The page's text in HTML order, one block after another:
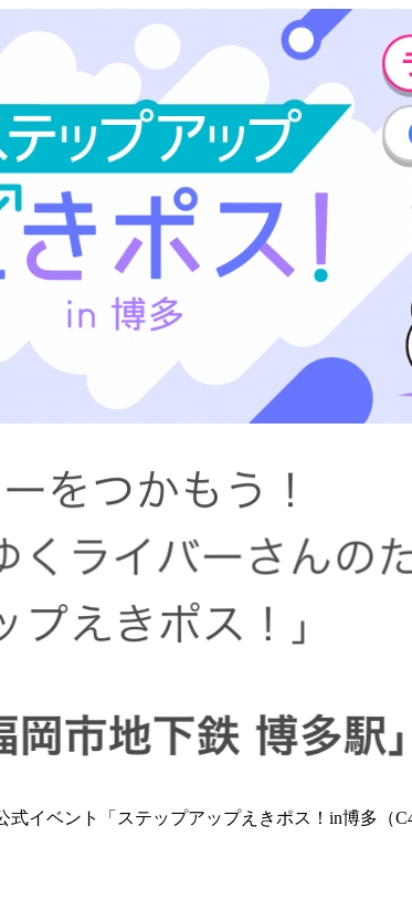
式イベント「ステップアップえきポス！in博多（